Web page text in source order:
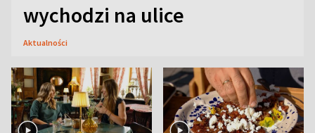
wychodzi na ulice
Aktualności